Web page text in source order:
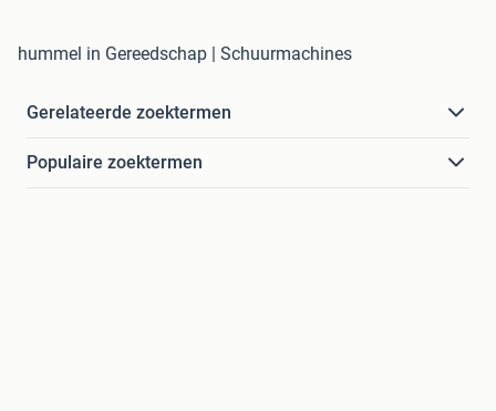
hummel in Gereedschap | Schuurmachines
Gerelateerde zoektermen
Populaire zoektermen